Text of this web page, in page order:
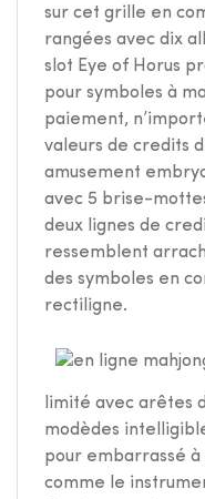
sur cet grille en
rangées avec dix
slot Eye of Horus
pour symboles à
paiement,
valeurs de credits
amusement
avec 5 brise-
deux lignes de
ressemblent
des symboles en
rectiligne.
limité avec arêtes
modèdes
pour embarrassé
comme le